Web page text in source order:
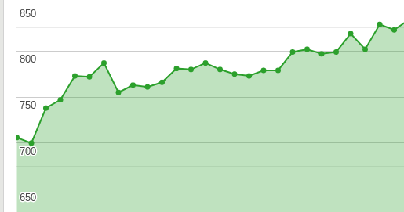
650
650
700
700
750
750
800
800
850
850